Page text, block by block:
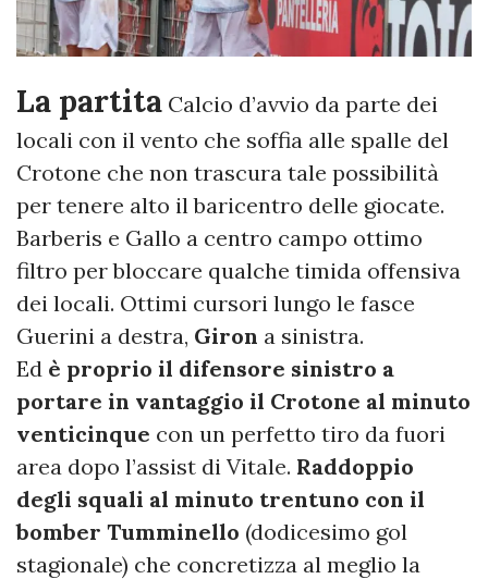
La partita Calcio d’avvio da parte dei
locali con il vento che soffia alle spalle del
Crotone che non trascura tale possibilità
per tenere alto il baricentro delle giocate.
Barberis e Gallo a centro campo ottimo
filtro per bloccare qualche timida offensiva
dei locali. Ottimi cursori lungo le fasce
Guerini a destra, Giron a sinistra.
Ed è proprio il difensore sinistro a
portare in vantaggio il Crotone al minuto
venticinque con un perfetto tiro da fuori
area dopo l’assist di Vitale. Raddoppio
degli squali al minuto trentuno con il
bomber Tumminello (dodicesimo gol
stagionale) che concretizza al meglio la